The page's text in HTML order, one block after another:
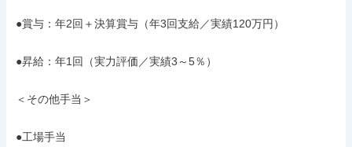
●賞与：年2回＋決算賞与（年3回支給／実績120万円）
●昇給：年1回（実力評価／実績3～5％）
＜その他手当＞
●工場手当